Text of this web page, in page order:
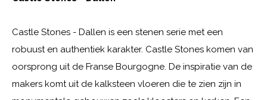
Castle Stones - Dallen is een stenen serie met een
robuust en authentiek karakter. Castle Stones komen van
oorsprong uit de Franse Bourgogne. De inspiratie van de
makers komt uit de kalksteen vloeren die te zien zijn in